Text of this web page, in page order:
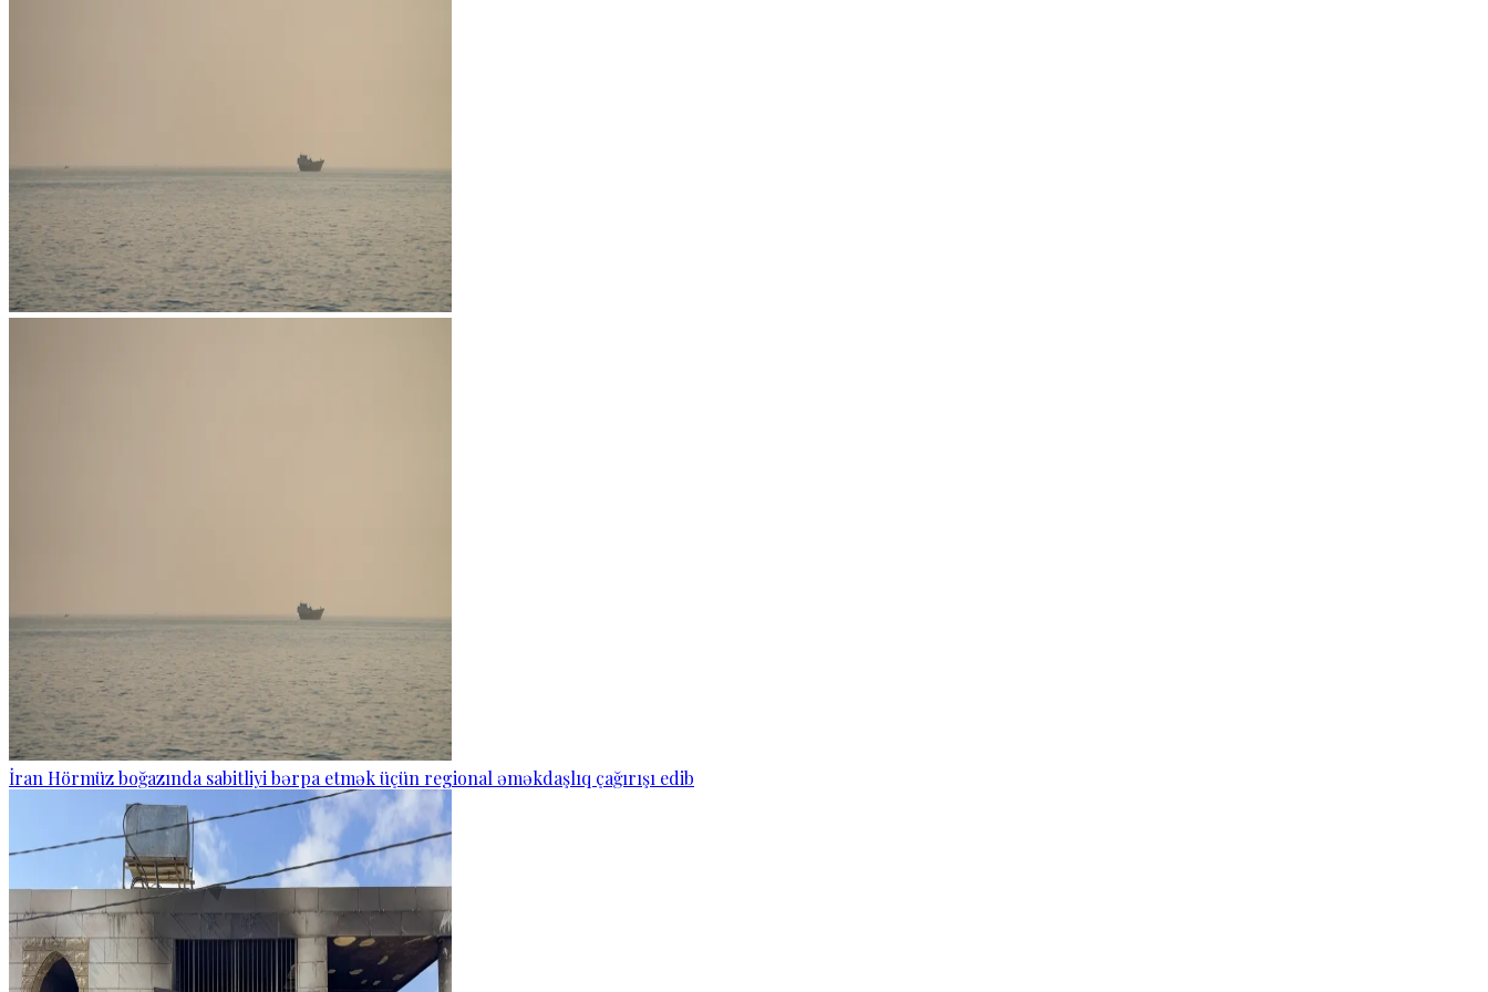
İran Hörmüz boğazında sabitliyi bərpa etmək üçün regional əməkdaşlıq çağırışı edib